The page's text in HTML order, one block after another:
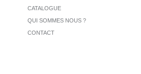
CATALOGUE
QUI SOMMES NOUS ?
CONTACT